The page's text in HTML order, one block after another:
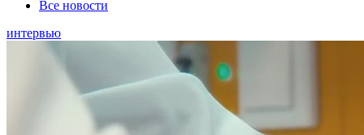
Все новости
интервью